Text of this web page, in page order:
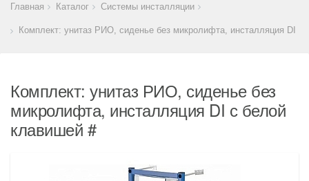
Главная Каталог Системы инсталляции
Комплект: унитаз РИО, сиденье без микролифта, инсталляция DI с
Комплект: унитаз РИО, сиденье без
микролифта, инсталляция DI с белой
клавишей #